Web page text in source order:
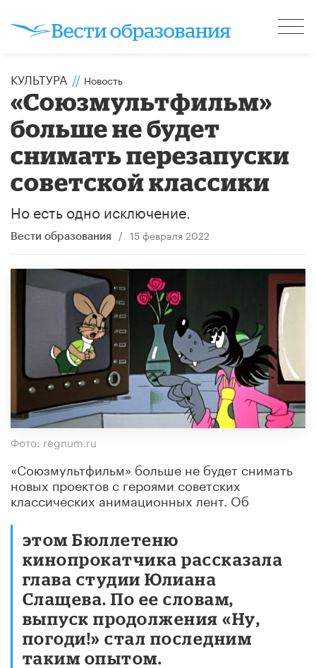
КУЛЬТУРА // Новость
«Союзмультфильм»
больше не будет
снимать перезапуски
советской классики
Но есть одно исключение.
Вести образования / 15 февраля 2022
Фото: regnum.ru
«Союзмультфильм» больше не будет снимать
новых проектов с героями советских
классических анимационных лент. Об
этом Бюллетеню
кинопрокатчика рассказала
глава студии Юлиана
Слащева. По ее словам,
выпуск продолжения «Ну,
погоди!» стал последним
таким опытом.